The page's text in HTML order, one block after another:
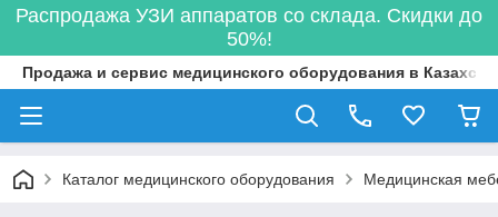
Распродажа УЗИ аппаратов со склада. Скидки до
50%!
Продажа и сервис медицинского оборудования в
Каталог медицинского оборудования Медицинская